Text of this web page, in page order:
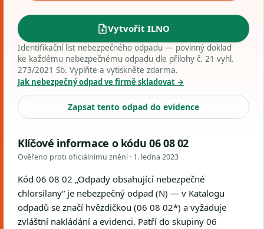
Vytvořit ILNO
Identifikační list nebezpečného odpadu — povinný doklad
ke každému nebezpečnému odpadu dle přílohy č. 21 vyhl.
273/2021 Sb. Vyplňte a vytiskněte zdarma.
Jak nebezpečný odpad ve firmě skladovat →
Zapsat tento odpad do evidence
Klíčové informace o kódu 06 08 02
Ověřeno proti oficiálnímu znění · 1. ledna 2023
Kód 06 08 02 „Odpady obsahující nebezpečné
chlorsilany“ je nebezpečný odpad (N) — v Katalogu
odpadů se značí hvězdičkou (06 08 02*) a vyžaduje
zvláštní nakládání a evidenci. Patří do skupiny 06